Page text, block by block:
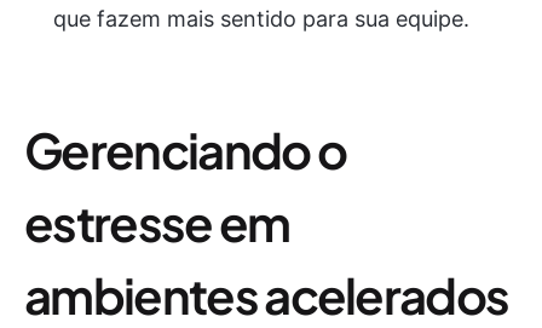
que fazem mais sentido para sua equipe.
Gerenciando o
estresse em
ambientes acelerados